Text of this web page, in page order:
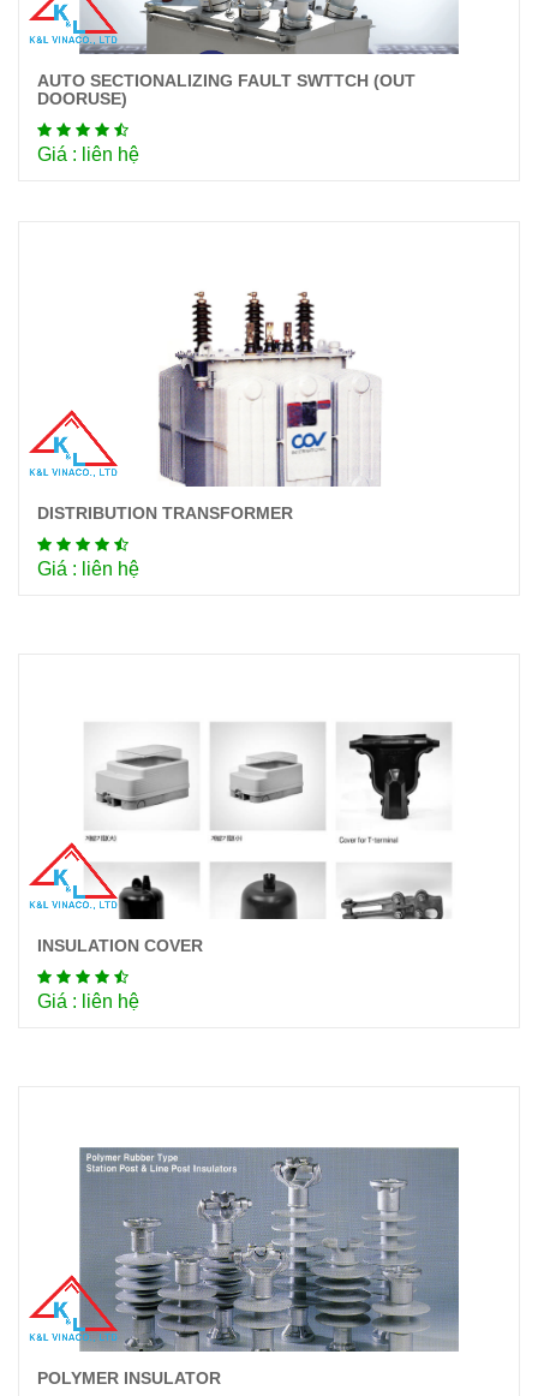
Chi tiết
AUTO SECTIONALIZING FAULT SWTTCH (OUT
DOORUSE)
Giá : liên hệ
Chi tiết
DISTRIBUTION TRANSFORMER
Giá : liên hệ
INSULATION COVER
Giá : liên hệ
POLYMER INSULATOR